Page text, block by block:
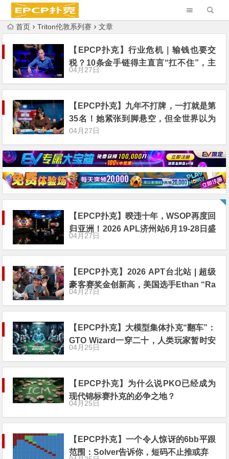
首页 Triton伦敦系列赛 文章
【EPCP扑克】行业危机｜输钱也要交
税？10条金手链得主直言“扛不住”，主
动砍掉四分之三比赛
04月27日
【EPCP扑克】九年不打牌，一打就是第
35名！她紧张到脚悬空，但全世界以为
她很淡定
04月27日
【EPCP扑克】暌违十年，WSOP再度回
归亚洲！2026 APL济州站6月19-28日盛
大登场！
04月27日
【EPCP扑克】2026 APT台北站 | 超级
豪客赛奖金创新高，美国选手Ethan “Ra
mpage” Yau领跑全场！
04月27日
【EPCP扑克】大模型集体扑克“翻车”：
GTO Wizard一穿二十，人类玩家暂时安
04月25日
【EPCP扑克】为什么说PKO已经成为
现代锦标赛扑克的必争之地？
04月25日
【EPCP扑克】一个令人惊讶的6bb平跟
范围：Solver告诉你，短码不止推或弃